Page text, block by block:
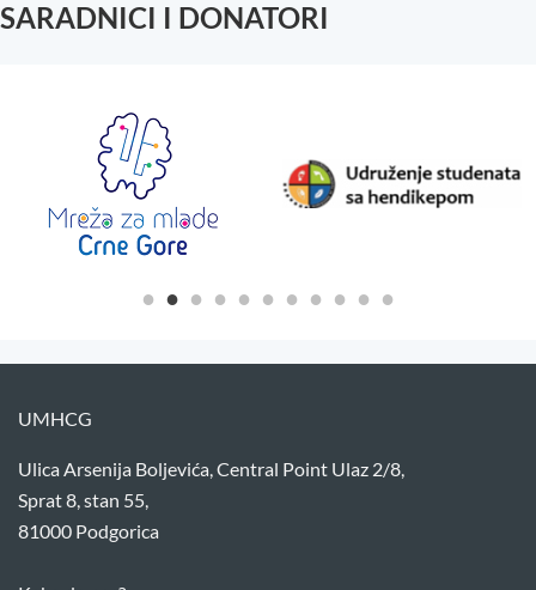
SARADNICI I DONATORI
UMHCG
Ulica Arsenija Boljevića, Central Point Ulaz 2/8,
Sprat 8, stan 55,
81000 Podgorica